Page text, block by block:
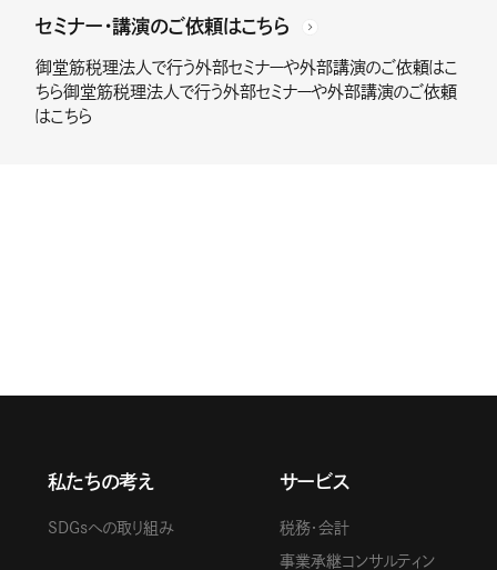
セミナー・講演のご依頼はこちら
御堂筋税理法人で行う外部セミナーや外部講演のご依頼はこ
ちら御堂筋税理法人で行う外部セミナーや外部講演のご依頼
はこちら
私たちの考え
SDGsへの取り組み
サービス
税務・会計
事業承継コンサルティン